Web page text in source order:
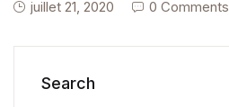
juillet 21, 2020 0 Comments
Search